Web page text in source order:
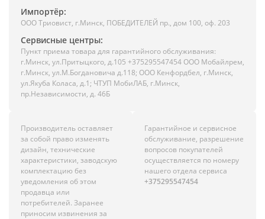
Импортёр:
ООО Триовист, г.Минск, ПОБЕДИТЕЛЕЙ пр., дом 100, оф. 203
Сервисные центры:
Пункт приема товара для гарантийного обслуживания:
г.Минск, ул.Притыцкого, д.105 +375295547454 ООО Мобайлрем,
г.Минск, ул.М.Богдановича д.118; ООО Кенфордбел, г.Минск,
ул.Якуба Коласа, д.1; ЧТУП МобиЛАБ, г.Минск,
пр.Независимости, д. 46Б
Производитель оставляет
за собой право изменять
дизайн, технические
характеристики, заводскую
комплектацию без
уведомления об этом
продавца или
потребителей. Заранее
приносим извинения за
Гарантийное и сервисное
обслуживание, разрешение
вопросов покупателей
осуществляется по номеру
нашего отдела сервиса
+375295547454